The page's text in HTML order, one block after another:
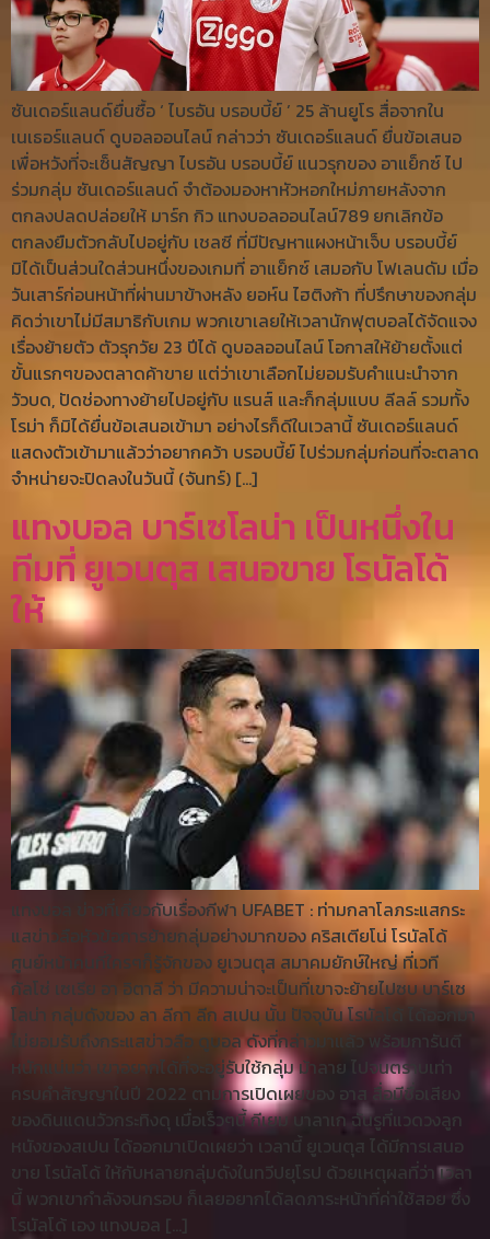
ซันเดอร์แลนด์ยื่นซื้อ ‘ ไบรอัน บรอบบี้ย์ ’ 25 ล้านยูโร สื่อจากใน
เนเธอร์แลนด์ ดูบอลออนไลน์ กล่าวว่า ซันเดอร์แลนด์ ยื่นข้อเสนอ
เพื่อหวังที่จะเซ็นสัญญา ไบรอัน บรอบบี้ย์ แนวรุกของ อาแย็กซ์ ไป
ร่วมกลุ่ม ซันเดอร์แลนด์ จำต้องมองหาหัวหอกใหม่ภายหลังจาก
ตกลงปลดปล่อยให้ มาร์ก กิว แทงบอลออนไลน์789 ยกเลิกข้อ
ตกลงยืมตัวกลับไปอยู่กับ เชลซี ที่มีปัญหาแผงหน้าเจ็บ บรอบบี้ย์
มิได้เป็นส่วนใดส่วนหนึ่งของเกมที่ อาแย็กซ์ เสมอกับ โฟเลนดัม เมื่อ
วันเสาร์ก่อนหน้าที่ผ่านมาข้างหลัง ยอห์น ไฮติงก้า ที่ปรึกษาของกลุ่ม
คิดว่าเขาไม่มีสมาธิกับเกม พวกเขาเลยให้เวลานักฟุตบอลได้จัดแจง
เรื่องย้ายตัว ตัวรุกวัย 23 ปีได้ ดูบอลออนไลน์ โอกาสให้ย้ายตั้งแต่
ขั้นแรกๆของตลาดค้าขาย แต่ว่าเขาเลือกไม่ยอมรับคำแนะนำจาก
วัวบด, ปัดช่องทางย้ายไปอยู่กับ แรนส์ และก็กลุ่มแบบ ลีลล์ รวมทั้ง
โรม่า ก็มิได้ยื่นข้อเสนอเข้ามา อย่างไรก็ดีในเวลานี้ ซันเดอร์แลนด์
แสดงตัวเข้ามาแล้วว่าอยากคว้า บรอบบี้ย์ ไปร่วมกลุ่มก่อนที่จะตลาด
จำหน่ายจะปิดลงในวันนี้ (จันทร์) […]
แทงบอล บาร์เซโลน่า เป็นหนึ่งใน
ทีมที่ ยูเวนตุส เสนอขาย โรนัลโด้
ให้
แทงบอล ข่าวที่เกี่ยวกับเรื่องกีฬา UFABET : ท่ามกลาโลภระแสกระ
แสข่าวลือหัวข้อการย้ายกลุ่มอย่างมากของ คริสเตียโน่ โรนัลโด้
ศูนย์หน้าคนที่ใครๆก็รู้จักของ ยูเวนตุส สมาคมยักษ์ใหญ่ ที่เวที
กัลโช่ เซเรีย อา อิตาลี ว่า มีความน่าจะเป็นที่เขาจะย้ายไปซบ บาร์เซ
โลน่า กลุ่มดังของ ลา ลีกา ลีก สเปน นั้น ปัจจุบัน โรนัลโด้ ได้ออกมา
ไม่ยอมรับถึงกระแสข่าวลือ ดูบอล ดังที่กล่าวมาแล้ว พร้อมการันตี
หนักแน่นว่า เขาอยากได้ที่จะอยู่รับใช้กลุ่ม ม้าลาย ไปจนตราบเท่า
ครบคำสัญญาในปี 2022 ตามการเปิดเผยของ อาส สื่อมีชื่อเสียง
ของดินแดนวัวกระทิงดุ เมื่อเร็วๆนี้ กีเยม บาลาเก ฉันรูที่แวดวงลูก
หนังของสเปน ได้ออกมาเปิดเผยว่า เวลานี้ ยูเวนตุส ได้มีการเสนอ
ขาย โรนัลโด้ ให้กับหลายกลุ่มดังในทวีปยุโรป ด้วยเหตุผลที่ว่า เวลา
นี้ พวกเขากำลังจนกรอบ ก็เลยอยากได้ลดภาระหน้าที่ค่าใช้สอย ซึ่ง
โรนัลโด้ เอง แทงบอล […]